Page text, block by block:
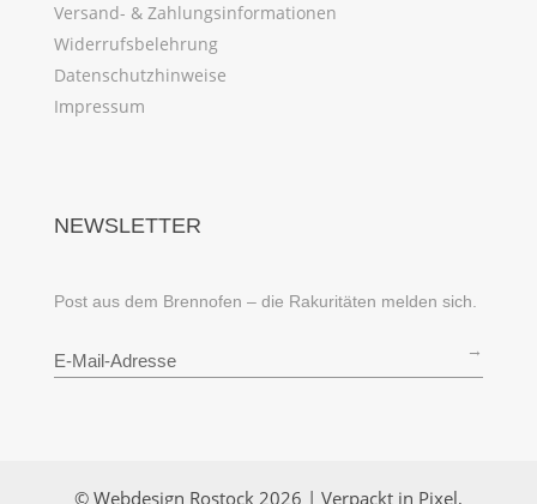
Versand- & Zahlungsinformationen
Widerrufsbelehrung
Datenschutzhinweise
Impressum
NEWSLETTER
Post aus dem Brennofen – die Rakuritäten melden sich.
→
© Webdesign Rostock 2026 | Verpackt in Pixel,